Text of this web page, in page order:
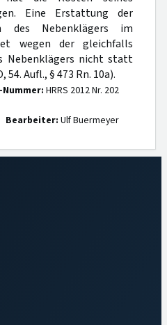
Eine Erstattung der
des Nebenklägers im
wegen der gleichfalls
Nebenklägers nicht statt
Aufl., § 473 Rn. 10a).
Nummer: HRRS 2012 Nr. 202
Bearbeiter: Ulf Buermeyer